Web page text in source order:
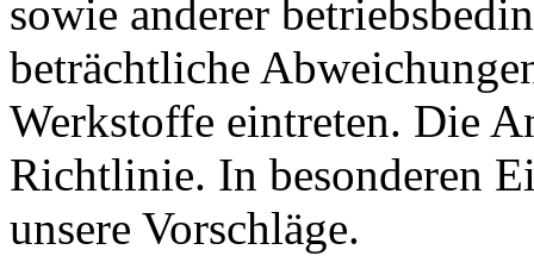
sowie anderer
beträchtliche
Werkstoffe eintreten. Die
Richtlinie. In besonderen
unsere Vorschläge.